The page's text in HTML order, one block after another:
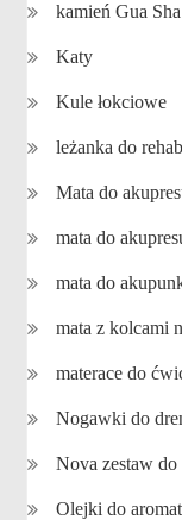
kamień Gua
Katy
Kule łokciowe
leżanka do
Mata do
mata do
mata do
mata z kolcami
materace do
Nogawki do
Nova zestaw do
Olejki do